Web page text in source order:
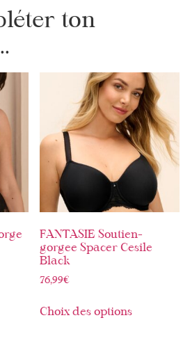
ton
FANTASIE Soutien-
gorgee Spacer Cesile
Black
76,99€
Choix des options